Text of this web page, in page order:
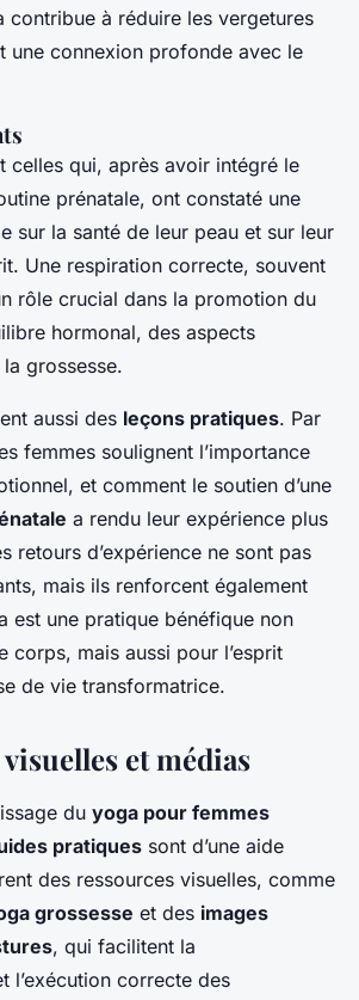
contribue à réduire les vergetures
une connexion profonde avec le
celles qui, après avoir intégré le
prénatale, ont constaté une
sur la santé de leur peau et sur leur
Une respiration correcte, souvent
rôle crucial dans la promotion du
hormonal, des aspects
grossesse.
aussi des leçons pratiques. Par
femmes soulignent l’importance
et comment le soutien d’une
a rendu leur expérience plus
retours d’expérience ne sont pas
mais ils renforcent également
est une pratique bénéfique non
corps, mais aussi pour l’esprit
de vie transformatrice.
et médias
du yoga pour femmes
pratiques sont d’une aide
des ressources visuelles, comme
grossesse et des images
, qui facilitent la
l’exécution correcte des